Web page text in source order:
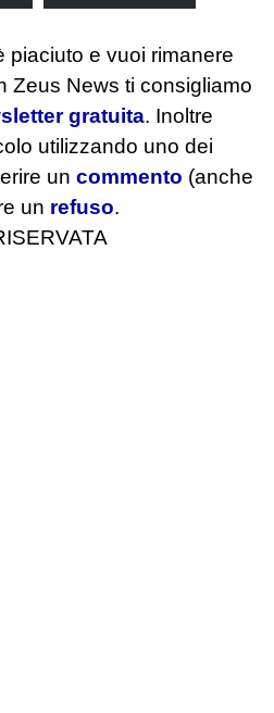
piaciuto e vuoi rimanere
Zeus News ti consigliamo
gratuita. Inoltre
utilizzando uno dei
un commento (anche
un refuso.